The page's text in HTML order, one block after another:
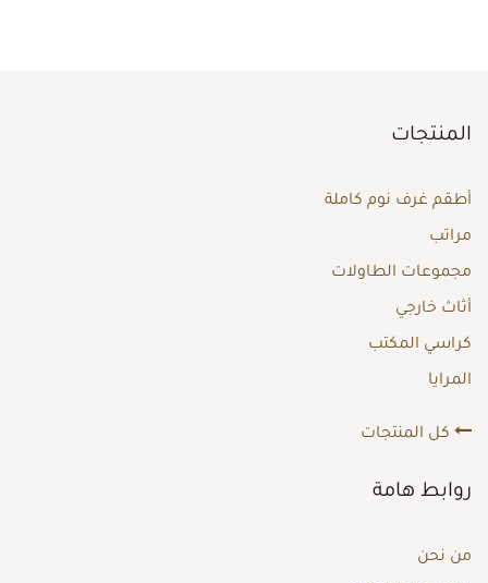
المنتجات
أطقم غرف نوم كاملة
مراتب
مجموعات الطاولات
أثاث خارجي
كراسي المكتب
المرايا
كل المنتجات
روابط هامة
من نحن